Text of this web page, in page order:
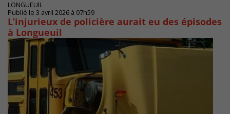
LONGUEUIL
Publié le 3 avril 2026 à 07h59
L’injurieux de policière aurait eu des épisodes
à Longueuil